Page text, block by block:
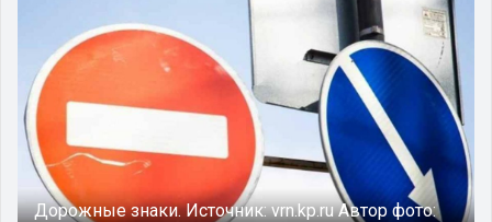
Дорожные знаки.Источник:vrn.kp.ruАвтор фото: